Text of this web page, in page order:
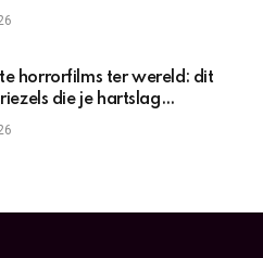
horrorfilms ter wereld: dit
die je hartslag